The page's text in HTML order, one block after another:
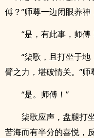
傅？”师尊一边闭眼养神
“是，有此事，师傅
“柒歌，且打坐于
臂之力，堪破情关。”师
“是。师傅！”
柒歌应声，盘腿打
苦海而有半分的喜悦，